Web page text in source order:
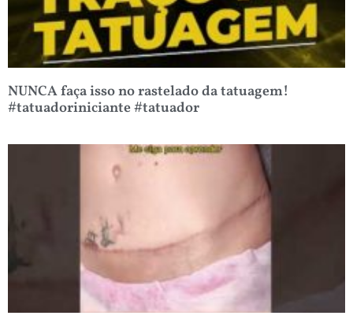
NUNCA faça isso no rastelado da tatuagem!
#tatuadoriniciante #tatuador